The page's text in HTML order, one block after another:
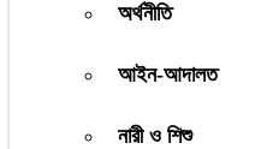
অর্থনীতি
আইন-আদালত
নারী ও শিশু